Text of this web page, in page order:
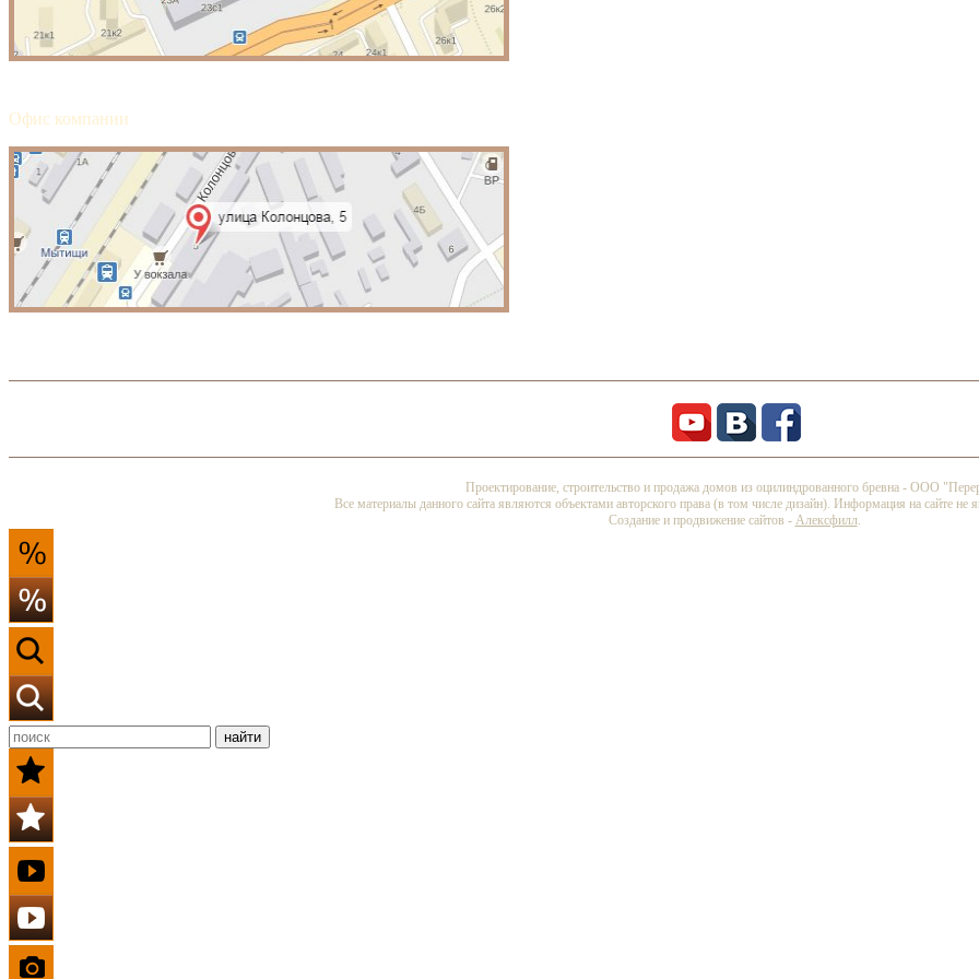
Офис компании
Проектирование, строительство и продажа домов из оцилиндрованного бревна - ООО
Все материалы данного сайта являются объектами авторского права (в том числе дизайн). Информация на сайте не
Создание и продвижение сайтов - Алексфилл.